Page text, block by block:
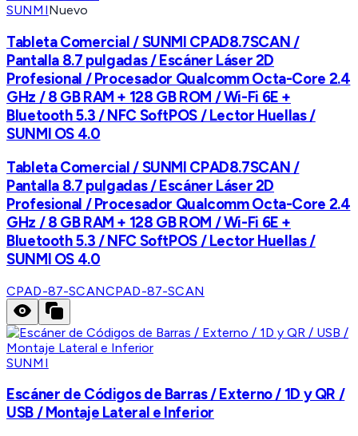
SUNMINuevo
Tableta Comercial / SUNMI CPAD8.7SCAN /
Pantalla 8.7 pulgadas / Escáner Láser 2D
Profesional / Procesador Qualcomm Octa-Core 2.4
GHz / 8 GB RAM + 128 GB ROM / Wi-Fi 6E +
Bluetooth 5.3 / NFC SoftPOS / Lector Huellas /
SUNMI OS 4.0
Tableta Comercial / SUNMI CPAD8.7SCAN /
Pantalla 8.7 pulgadas / Escáner Láser 2D
Profesional / Procesador Qualcomm Octa-Core 2.4
GHz / 8 GB RAM + 128 GB ROM / Wi-Fi 6E +
Bluetooth 5.3 / NFC SoftPOS / Lector Huellas /
SUNMI OS 4.0
CPAD-87-SCANCPAD-87-SCAN
SUNMI
Escáner de Códigos de Barras / Externo / 1D y QR /
USB / Montaje Lateral e Inferior